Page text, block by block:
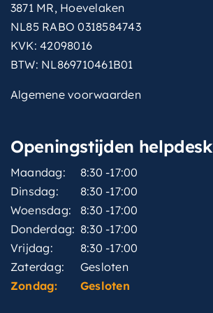
3871 MR, Hoevelaken
NL85 RABO 0318584743
KVK: 42098016
BTW: NL869710461B01
Algemene voorwaarden
Openingstijden helpdesk
Maandag:
8:30 -17:00
Dinsdag:
8:30 -17:00
Woensdag:
8:30 -17:00
Donderdag: 8:30 -17:00
Vrijdag:
8:30 -17:00
Zaterdag:
Gesloten
Zondag:
Gesloten